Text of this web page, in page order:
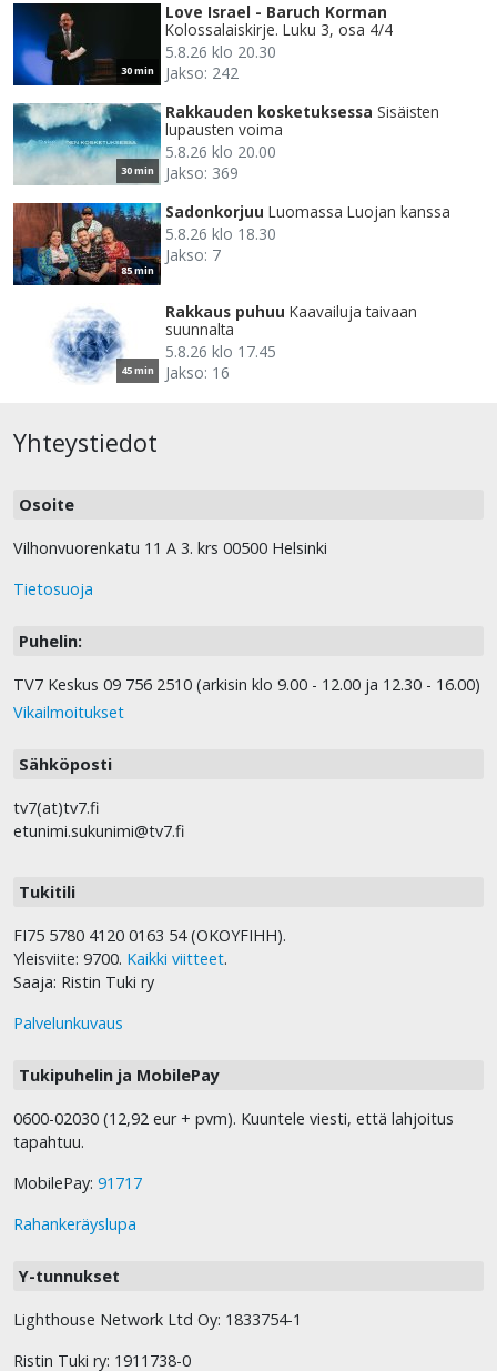
30 min
Love Israel - Baruch Korman
Kolossalaiskirje. Luku 3, osa 4/4
5.8.26 klo 20.30
Jakso: 242
30 min
Rakkauden kosketuksessa Sisäisten
lupausten voima
5.8.26 klo 20.00
Jakso: 369
85 min
Sadonkorjuu Luomassa Luojan kanssa
5.8.26 klo 18.30
Jakso: 7
45 min
Rakkaus puhuu Kaavailuja taivaan
suunnalta
5.8.26 klo 17.45
Jakso: 16
Yhteystiedot
Osoite
Vilhonvuorenkatu 11 A 3. krs 00500 Helsinki
Tietosuoja
Puhelin:
TV7 Keskus 09 756 2510 (arkisin klo 9.00 - 12.00 ja 12.30 - 16.00)
Vikailmoitukset
Sähköposti
tv7(at)tv7.fi
etunimi.sukunimi@tv7.fi
Tukitili
FI75 5780 4120 0163 54 (OKOYFIHH).
Yleisviite: 9700. Kaikki viitteet.
Saaja: Ristin Tuki ry
Palvelunkuvaus
Tukipuhelin ja MobilePay
0600-02030 (12,92 eur + pvm). Kuuntele viesti, että lahjoitus
tapahtuu.
MobilePay: 91717
Rahankeräyslupa
Y-tunnukset
Lighthouse Network Ltd Oy: 1833754-1
Ristin Tuki ry: 1911738-0